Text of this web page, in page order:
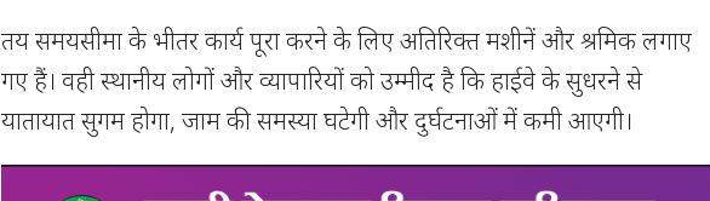
तय समयसीमा के भीतर कार्य पूरा करने के लिए अतिरिक्त मशीनें और श्रमिक लगाए
गए हैं। वही स्थानीय लोगों और व्यापारियों को उम्मीद है कि हाईवे के सुधरने से
यातायात सुगम होगा, जाम की समस्या घटेगी और दुर्घटनाओं में कमी आएगी।